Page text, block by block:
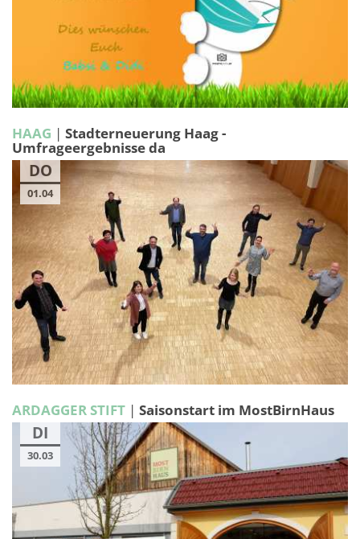
HAAG | Stadterneuerung Haag -
Umfrageergebnisse da
DO
01.04
ARDAGGER STIFT | Saisonstart im MostBirnHaus
DI
30.03